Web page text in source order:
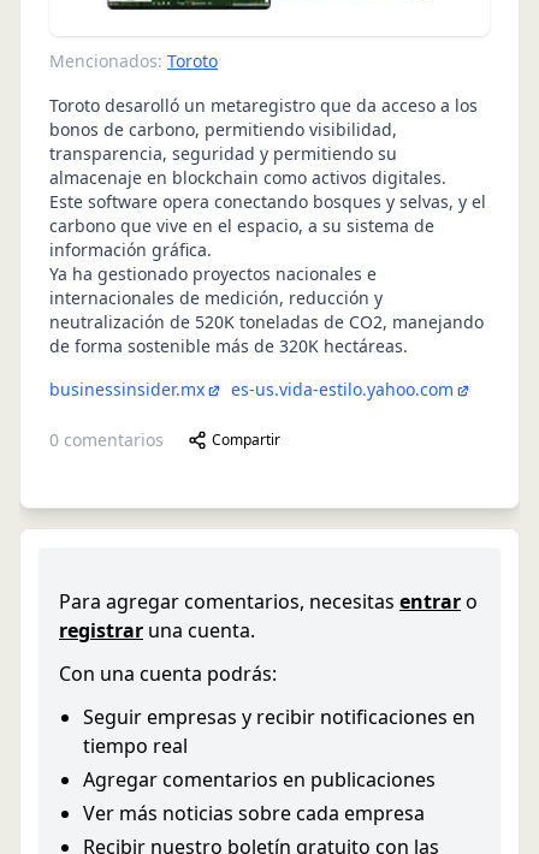
Mencionados: Toroto
Toroto desarolló un metaregistro que da acceso a los
bonos de carbono, permitiendo visibilidad,
transparencia, seguridad y permitiendo su
almacenaje en blockchain como activos digitales.
Este software opera conectando bosques y selvas, y el
carbono que vive en el espacio, a su sistema de
información gráfica.
Ya ha gestionado proyectos nacionales e
internacionales de medición, reducción y
neutralización de 520K toneladas de CO2, manejando
de forma sostenible más de 320K hectáreas.
businessinsider.mx
es-us.vida-estilo.yahoo.com
0 comentarios Compartir
Para agregar comentarios, necesitas entraro
registrar una cuenta.
Con una cuenta podrás:
Seguir empresas y recibir notificaciones en
tiempo real
Agregar comentarios en publicaciones
Ver más noticias sobre cada empresa
Recibir nuestro boletín gratuito con las